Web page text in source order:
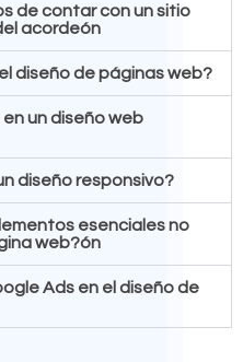
de contar con un sitio
acordeón
diseño de páginas web?
un diseño web
diseño responsivo?
esenciales no
web?ón
Ads en el diseño de